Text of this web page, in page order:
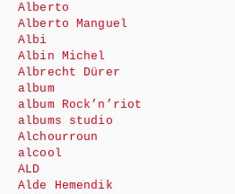
Alberto
Alberto Manguel
Albi
Albin Michel
Albrecht Dürer
album
album Rock’n’riot
albums studio
Alchourroun
alcool
ALD
Alde Hemendik